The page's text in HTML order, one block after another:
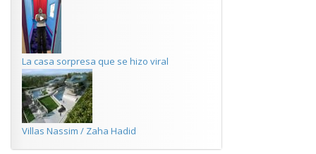
La casa sorpresa que se hizo viral
Villas Nassim / Zaha Hadid